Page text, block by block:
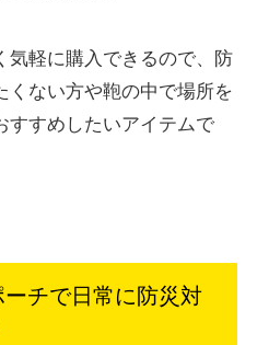
気軽に購入できるので、防
くない方や鞄の中で場所を
すすめしたいアイテムで
チで日常に防災対